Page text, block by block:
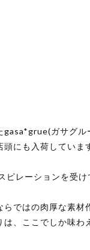
ガサグル
頭にも入荷してい
レーションを受け
ではの肉厚な素材
、ここでしか味わ